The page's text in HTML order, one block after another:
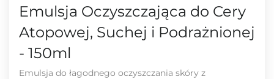
Emulsja Oczyszczająca do Cery
Atopowej, Suchej i Podrażnionej
- 150ml
Emulsja do łagodnego oczyszczania skóry z